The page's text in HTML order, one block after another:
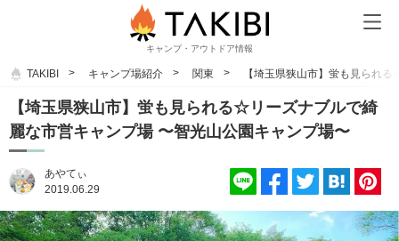
キャンプ・アウトドア情報
TAKIBI キャンプ場紹介 関東 【埼玉県狭山市】蛍も見られ
【埼玉県狭山市】蛍も見られる☆リーズナブルで綺
麗な市営キャンプ場 〜智光山公園キャンプ場〜
あやてぃ
2019.06.29